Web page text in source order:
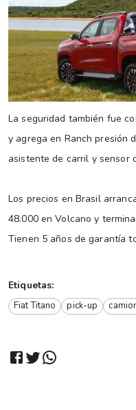
La seguridad también fue
y agrega en Ranch presión
asistente de carril y sensor
Los precios en Brasil
48.000 en Volcano y
Tienen 5 años de garantía
Etiquetas:
Fiat Titano pick-up